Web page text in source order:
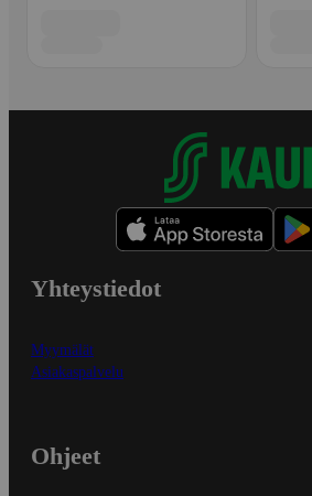
Yhteystiedot
Myymälät
Asiakaspalvelu
Ohjeet